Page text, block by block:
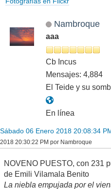
Nambroque
aaa
Cb Incus
Mensajes: 4,884
El Teide y su
En línea
Sábado 06 Enero 2018 20:08:34
2018 20:30:22 PM por Nambroque
NOVENO PUESTO, con 231
de Emili Vilamala Benito
La niebla empujada por el